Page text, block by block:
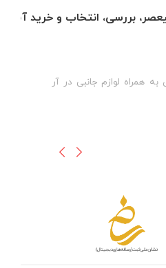
بررسی، انتخاب و خرید
همراه لوازم جانبی در آر